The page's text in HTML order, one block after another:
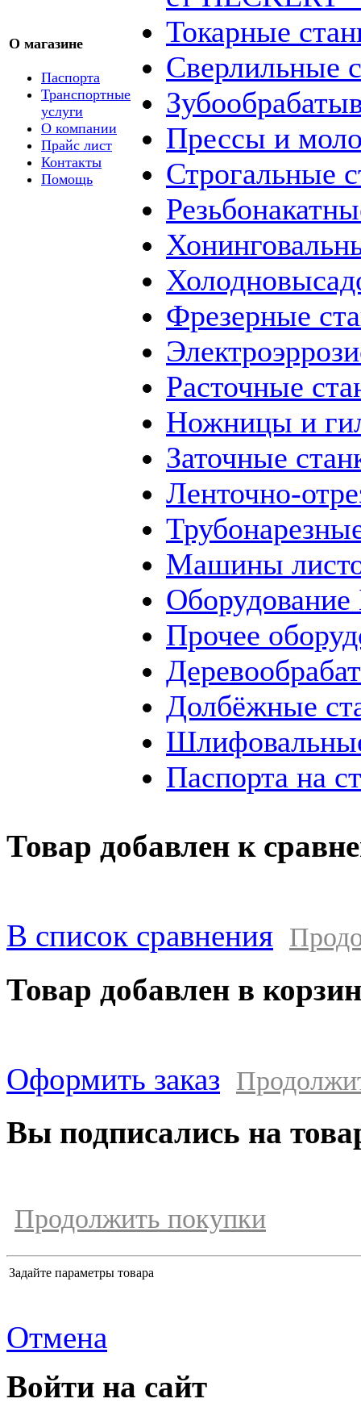
О магазине
Паспорта
Транспортные
услуги
О компании
Прайс лист
Контакты
Помощь
Токарные
Сверлильные
Прессы и
Строгальные
Фрезерные
Расточные
Ножницы и
Заточные
Ленточно-
Машины
Прочее
Долбёжные
Паспорта на
Товар добавлен к
В список сравнения
Товар добавлен в
Оформить заказ
Вы подписались на
Продолжить покупки
Задайте параметры товара
Отмена
Войти на сайт